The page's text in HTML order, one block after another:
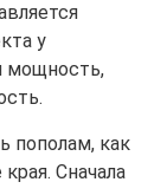
у
мощность,
пополам, как
Сначала